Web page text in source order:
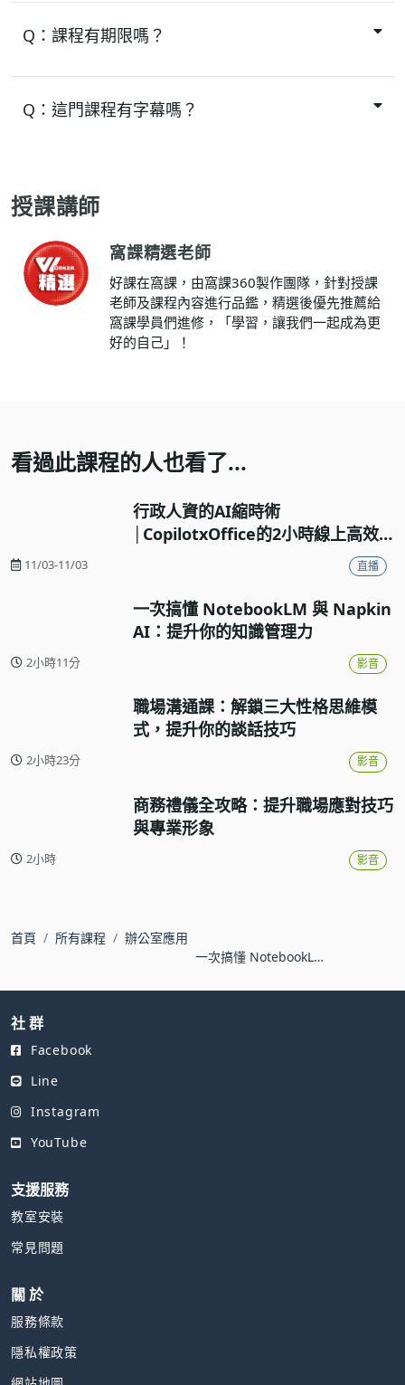
Q： 課程有期限嗎？
Q： 這門課程有字幕嗎？
授課講師
窩課精選老師
好課在窩課，由窩課360製作團隊，針對授課
老師及課程內容進行品鑑，精選後優先推薦給
窩課學員們進修，「學習，讓我們一起成為更
好的自己」！
看過此課程的人也看了...
行政人資的AI縮時術
│CopilotxOffice的2小時線上高效
11/03-11/03 直播
一次搞懂 NotebookLM 與 Napkin
AI：提升你的知識管理力
2小時11分 影音
職場溝通課：解鎖三大性格思維模
式，提升你的談話技巧
2小時23分 影音
商務禮儀全攻略：提升職場應對技巧
與專業形象
2小時 影音
首頁 所有課程
辦公室應用
一次搞懂 NotebookLM
的知識管理力
社 群
Facebook
Line
Instagram
YouTube
支援服務
教室安裝
常見問題
關 於
服務條款
隱私權政策